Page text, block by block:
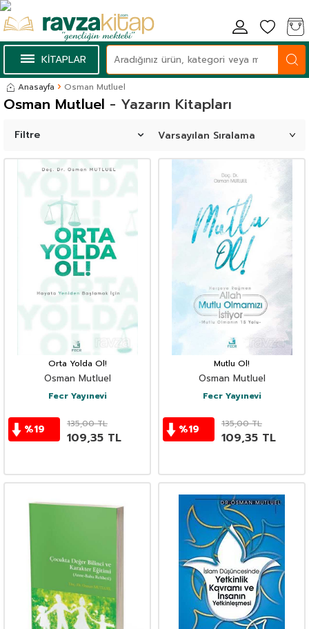
KİTAPLAR
Anasayfa Osman Mutluel
- Yazarın Kitapları
Osman Mutluel
Filtre
Orta Yolda Ol!
Osman Mutluel
Fecr Yayınevi
%19 135,00TL
109,35 TL
Mutlu Ol!
Osman Mutluel
Fecr Yayınevi
%19 135,00TL
109,35 TL